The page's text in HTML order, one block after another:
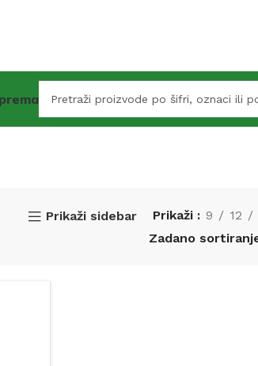
Prikaži sidebar Prikaži 9 12